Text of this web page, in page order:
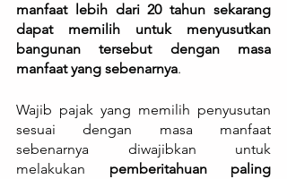
manfaat lebih dari 20 tahun sekarang
dapat memilih untuk menyusutkan
bangunan tersebut dengan masa
manfaat yang sebenarnya.
Wajib pajak yang memilih penyusutan
sesuai dengan masa manfaat
sebenarnya diwajibkan untuk
melakukan pemberitahuan paling